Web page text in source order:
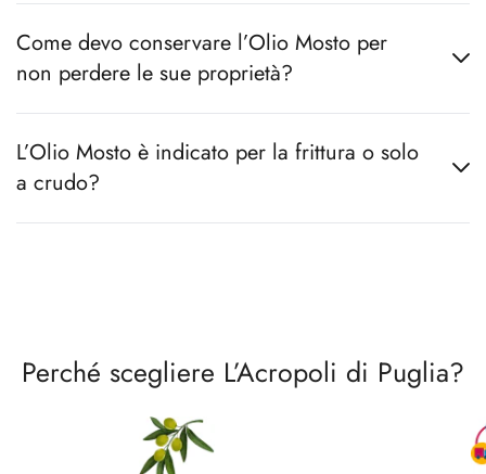
Come devo conservare l’Olio Mosto per
non perdere le sue proprietà?
L’Olio Mosto è indicato per la frittura o solo
a crudo?
Perché scegliere L’Acropoli di Puglia?